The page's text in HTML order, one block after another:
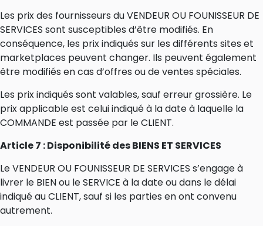
Les prix des fournisseurs du VENDEUR OU FOUNISSEUR DE
SERVICES sont susceptibles d’être modifiés. En
conséquence, les prix indiqués sur les différents sites et
marketplaces peuvent changer. Ils peuvent également
être modifiés en cas d’offres ou de ventes spéciales.
Les prix indiqués sont valables, sauf erreur grossière. Le
prix applicable est celui indiqué à la date à laquelle la
COMMANDE est passée par le CLIENT.
Article 7 : Disponibilité des BIENS ET SERVICES
Le VENDEUR OU FOUNISSEUR DE SERVICES s’engage à
livrer le BIEN ou le SERVICE à la date ou dans le délai
indiqué au CLIENT, sauf si les parties en ont convenu
autrement.